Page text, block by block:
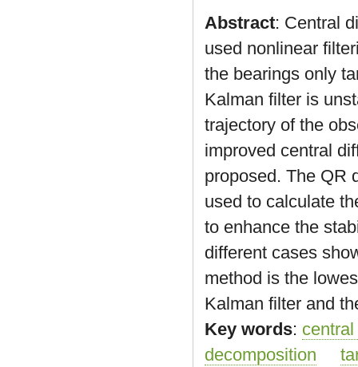
Abstract: Central
used nonlinear
the bearings only
Kalman filter is
trajectory of the
improved central
proposed. The QR
used to calculate
to enhance the
different cases
method is the
Kalman filter and
Key words:
decomposition